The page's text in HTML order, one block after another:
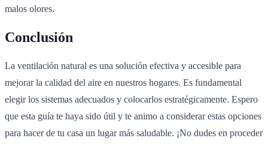
malos olores.
Conclusión
La ventilación natural es una solución efectiva y accesible para
mejorar la calidad del aire en nuestros hogares. Es fundamental
elegir los sistemas adecuados y colocarlos estratégicamente. Espero
que esta guía te haya sido útil y te animo a considerar estas opciones
para hacer de tu casa un lugar más saludable. ¡No dudes en proceder